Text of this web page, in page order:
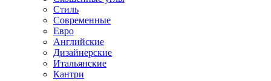
Стиль
Современные
Евро
Английские
Дизайнерские
Итальянские
Кантри